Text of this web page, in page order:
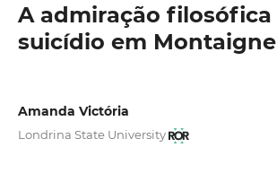
A admiração filosófica
suicídio em Montaigne
Amanda Victória
Londrina State University